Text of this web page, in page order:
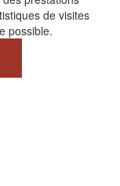
de visites
possible.